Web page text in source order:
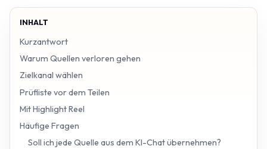
INHALT
Kurzantwort
Warum Quellen verloren gehen
Zielkanal wählen
Prüfliste vor dem Teilen
Mit Highlight Reel
Häufige Fragen
Soll ich jede Quelle aus dem KI-Chat übernehmen?